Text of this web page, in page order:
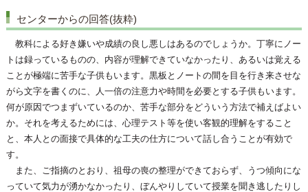
センターからの回答(抜粋)
教科による好き嫌いや成績の良し悪しはあるのでしょうか。丁寧にノー
トは録っているものの、内容が理解できていなかったり、あるいは覚える
ことが極端に苦手な子供もいます。黒板とノートの間を目を行き来させな
がら文字を書くのに、人一倍の注意力や時間を必要とする子供もいます。
何が原因でつまずいているのか、苦手な部分をどういう方法で補えばよい
か。それを考えるためには、心理テスト等を使い客観的理解をすること
と、本人との面接で具体的な工夫の仕方について話し合うことが有効で
す。
また、ご指摘のとおり、祖母の喪の整理ができておらず、うつ傾向にな
っていて気力が湧かなかったり、ぼんやりしていて授業を聞き逃したりし